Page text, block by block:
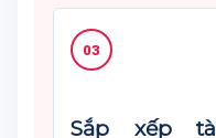
03
Sắp xếp